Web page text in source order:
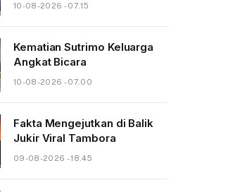
10-08-2026 - 07.15
Kematian Sutrimo Keluarga
Angkat Bicara
10-08-2026 - 07.00
Fakta Mengejutkan di Balik
Jukir Viral Tambora
09-08-2026 - 18.45